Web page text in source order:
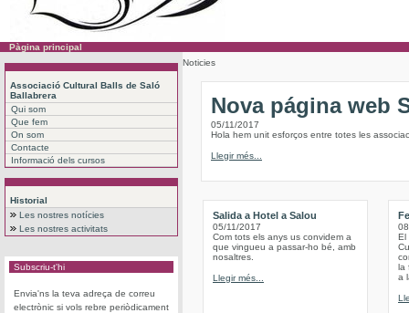
Pàgina principal
Associació Cultural Balls de Saló
Ballabrera
Qui som
Que fem
On som
Contacte
Informació dels cursos
Historial
Les nostres notícies
Les nostres activitats
Subscriu-t'hi
Envia'ns la teva adreça de correu
electrònic si vols rebre periòdicament
Noticies
Nova página web
05/11/2017
Hola hem unit esforços entre totes les
Llegir més...
Salida a Hotel a Salou
05/11/2017
Com tots els anys us convidem a
que vingueu a passar-ho bé, amb
nosaltres.
Llegir més...
El
la
a